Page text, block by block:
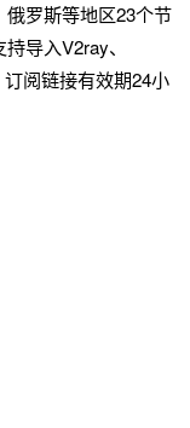
罗斯等地区23个节
导入V2ray、
阅链接有效期24小